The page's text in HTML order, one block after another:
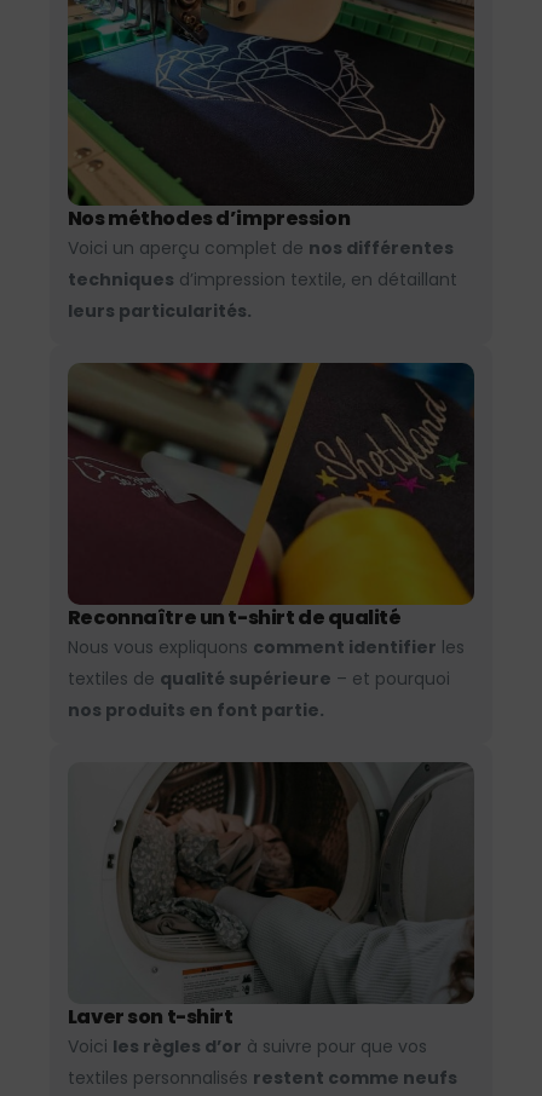
Nos méthodes d’impression
Voici un aperçu complet de nos différentes
techniques d’impression textile, en détaillant
leurs particularités.
Reconnaître un t-shirt de qualité
Nous vous expliquons comment identifier les
textiles de qualité supérieure – et pourquoi
nos produits en font partie.
Laver son t-shirt
Voici les règles d’or à suivre pour que vos
textiles personnalisés restent comme neufs